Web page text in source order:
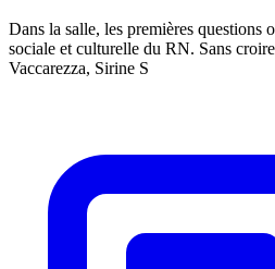
Dans la salle, les premières questions
sociale et culturelle du RN. Sans
Vaccarezza, Sirine S